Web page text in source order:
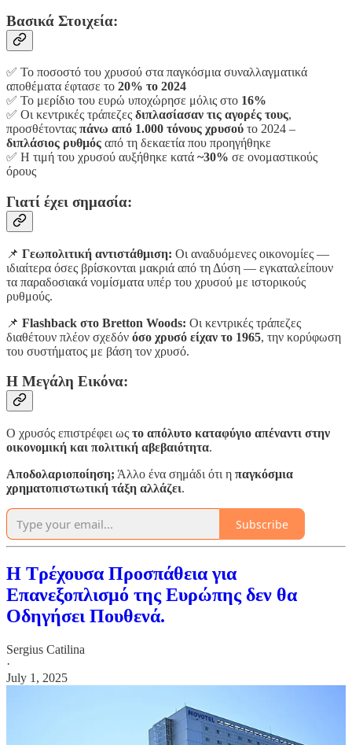
Βασικά Στοιχεία:
✅ Το ποσοστό του χρυσού στα παγκόσμια συναλλαγματικά
αποθέματα έφτασε το 20% το 2024
✅ Το μερίδιο του ευρώ υποχώρησε μόλις στο 16%
✅ Οι κεντρικές τράπεζες διπλασίασαν τις αγορές τους,
προσθέτοντας πάνω από 1.000 τόνους χρυσού το 2024 –
διπλάσιος ρυθμός από τη δεκαετία που προηγήθηκε
✅ Η τιμή του χρυσού αυξήθηκε κατά ~30% σε ονομαστικούς
όρους
Γιατί έχει σημασία:
📌 Γεωπολιτική αντιστάθμιση: Οι αναδυόμενες οικονομίες —
ιδιαίτερα όσες βρίσκονται μακριά από τη Δύση — εγκαταλείπουν
τα παραδοσιακά νομίσματα υπέρ του χρυσού με ιστορικούς
ρυθμούς.
📌 Flashback στο Bretton Woods: Οι κεντρικές τράπεζες
διαθέτουν πλέον σχεδόν όσο χρυσό είχαν το 1965, την κορύφωση
του συστήματος με βάση τον χρυσό.
Η Μεγάλη Εικόνα:
Ο χρυσός επιστρέφει ως το απόλυτο καταφύγιο απέναντι στην
οικονομική και πολιτική αβεβαιότητα.
Αποδολαριοποίηση; Άλλο ένα σημάδι ότι η παγκόσμια
χρηματοπιστωτική τάξη αλλάζει.
Subscribe
Η Τρέχουσα Προσπάθεια για
Επανεξοπλισμό της Ευρώπης δεν θα
Οδηγήσει Πουθενά.
Sergius Catilina
·
July 1, 2025